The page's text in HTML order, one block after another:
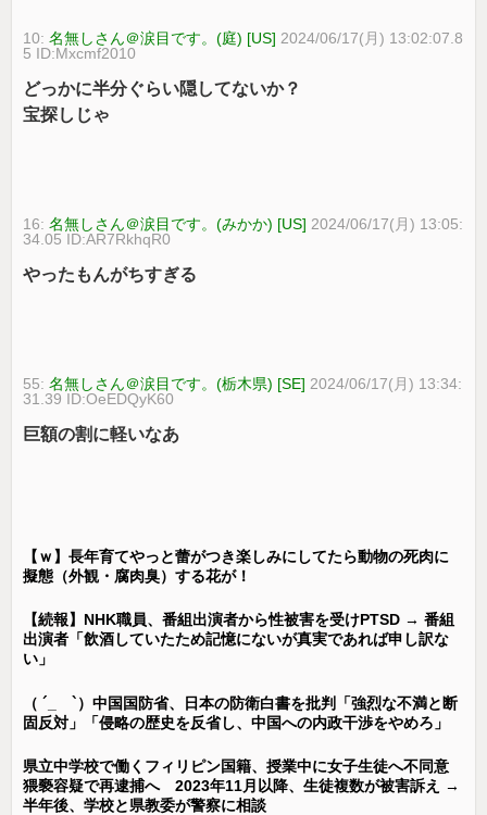
10:名無しさん＠涙目です。(庭) [US] 2024/06/17(月) 13:02:07.8
5 ID:Mxcmf2010
どっかに半分ぐらい隠してないか？
宝探しじゃ
16:名無しさん＠涙目です。(みかか) [US] 2024/06/17(月) 13:05:
34.05 ID:AR7RkhqR0
やったもんがちすぎる
55:名無しさん＠涙目です。(栃木県) [SE] 2024/06/17(月) 13:34:
31.39 ID:OeEDQyK60
巨額の割に軽いなあ
【ｗ】長年育てやっと蕾がつき楽しみにしてたら動物の死肉に
擬態（外観・腐肉臭）する花が！
【続報】NHK職員、番組出演者から性被害を受けPTSD → 番組
出演者「飲酒していたため記憶にないが真実であれば申し訳な
い」
（ ´_ゝ`）中国国防省、日本の防衛白書を批判「強烈な不満と断
固反対」「侵略の歴史を反省し、中国への内政干渉をやめろ」
県立中学校で働くフィリピン国籍、授業中に女子生徒へ不同意
猥褻容疑で再逮捕へ 2023年11月以降、生徒複数が被害訴え →
半年後、学校と県教委が警察に相談